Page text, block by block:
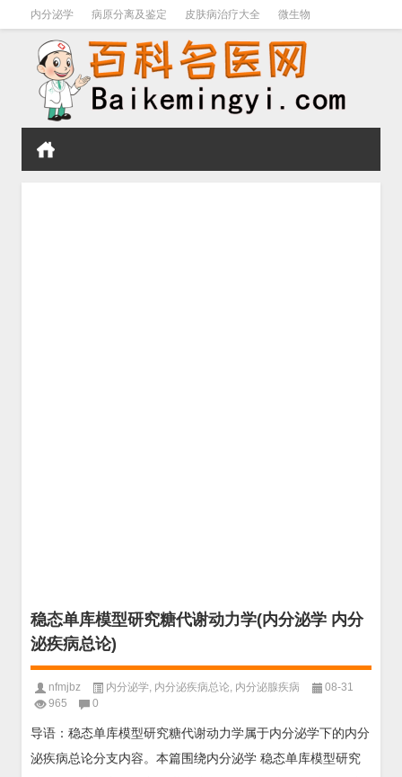
内分泌学 病原分离及鉴定 皮肤病治疗大全 微生物
皮肤病学 男科学 血液病学 心血管 口腔医学
稳态单库模型研究糖代谢动力学(内分泌学 内分
泌疾病总论)
nfmjbz 内分泌学, 内分泌疾病总论, 内分泌腺疾病
08-31
965
0
导语：稳态单库模型研究糖代谢动力学属于内分泌学下的内分
泌疾病总论分支内容。本篇围绕内分泌学 稳态单库模型研究